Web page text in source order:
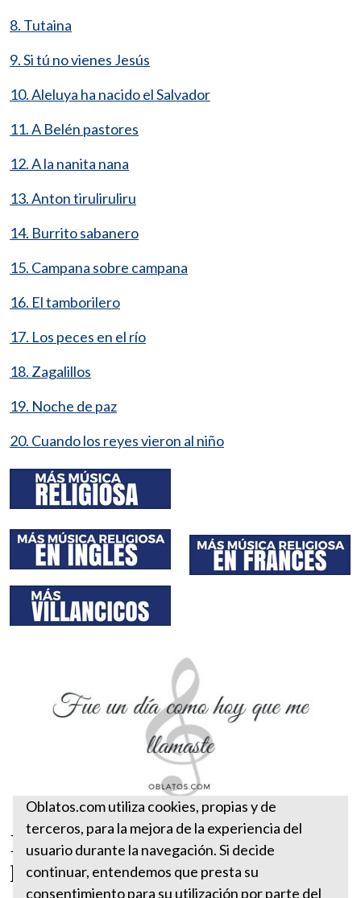
8. Tutaina
9. Si tú no vienes Jesús
10. Aleluya ha nacido el Salvador
11. A Belén pastores
12. A la nanita nana
13. Anton tiruliruliru
14. Burrito sabanero
15. Campana sobre campana
16. El tamborilero
17. Los peces en el río
18. Zagalillos
19. Noche de paz
20. Cuando los reyes vieron al niño
Fue un día como hoy que me
llamaste
Oblatos.com utiliza cookies, propias y de
terceros, para la mejora de la experiencia del
usuario durante la navegación. Si decide
continuar, entendemos que presta su
consentimiento para su utilización por parte del